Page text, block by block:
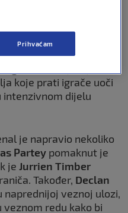
situacija još uvijek
nije osjećao dovoljno
ne želi riskirati
koje prati igrače uoči
intenzivnom dijelu
je napravio nekoliko
Partey pomaknut je
je Jurrien Timber
Također, Declan
naprednijoj veznoj ulozi,
redu kako bi
Prihvaćam